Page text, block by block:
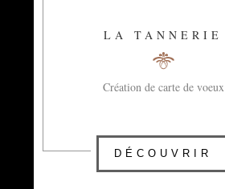
LA TANNERIE
Création de carte de voeux
DÉCOUVRIR